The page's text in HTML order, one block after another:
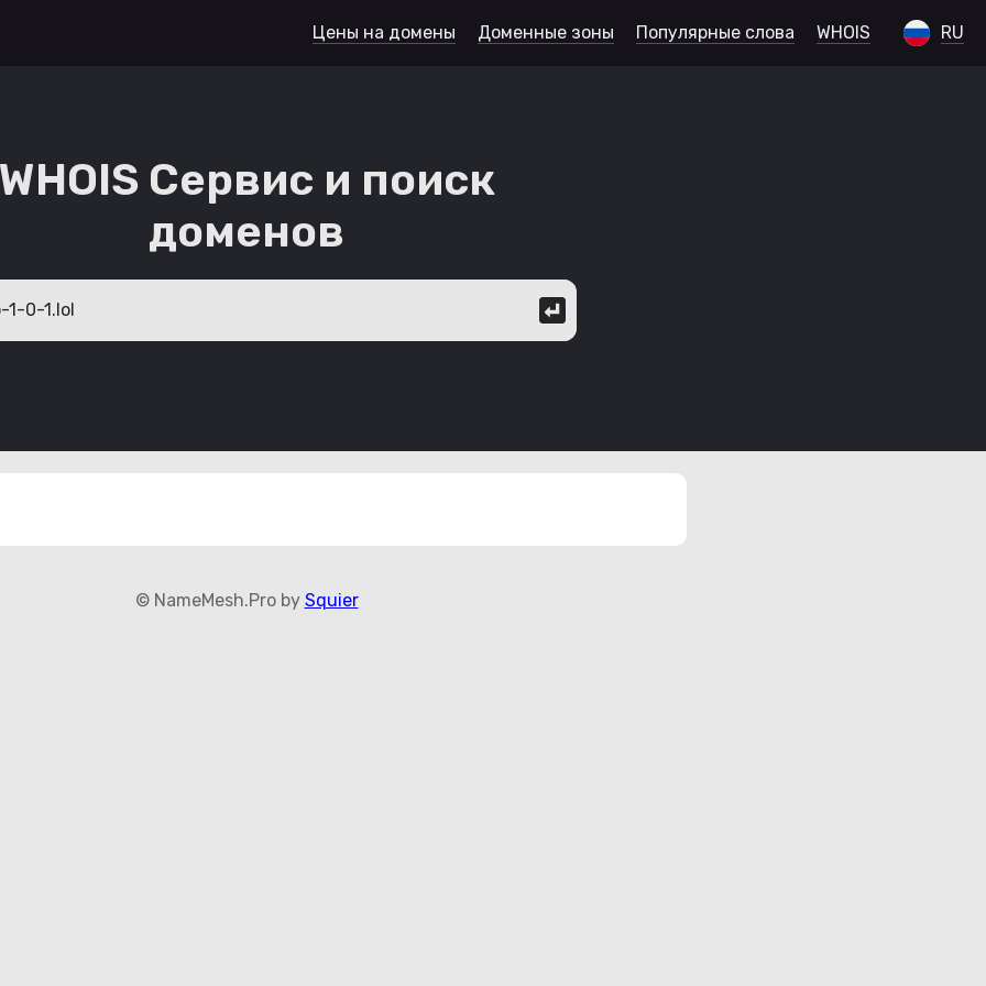
RU
Цены на домены Доменные зоны Популярные слова WHOIS
WHOIS Сервис и поиск
доменов
© NameMesh.Pro by Squier